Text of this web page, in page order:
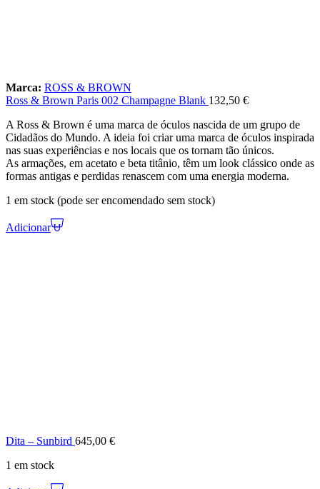
Marca: ROSS & BROWN
Ross & Brown Paris 002 Champagne Blank 132,50 €
A Ross & Brown é uma marca de óculos nascida de um grupo de
Cidadãos do Mundo. A ideia foi criar uma marca de óculos inspirada
nas suas experiências e nos locais que os tornam tão únicos.
As armações, em acetato e beta titânio, têm um look clássico onde as
formas antigas e perdidas renascem com uma energia moderna.
1 em stock (pode ser encomendado sem stock)
Adicionar
Dita – Sunbird 645,00 €
1 em stock